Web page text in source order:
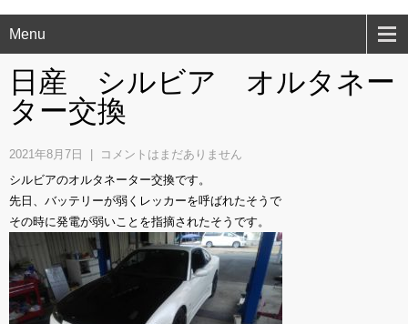
Menu
日産 シルビア オルタネー
ター交換
2021年8月7日
コメントはまだありません
シルビアのオルタネーター交換です。
先日、バッテリーが弱くレッカーを呼ばれたそうで
その時に発電が弱いことを指摘されたそうです。